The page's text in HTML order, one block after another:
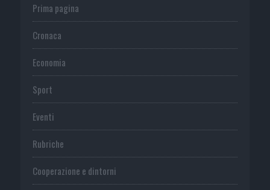
Prima pagina
Cronaca
Economia
Sport
Eventi
Rubriche
Cooperazione e dintorni